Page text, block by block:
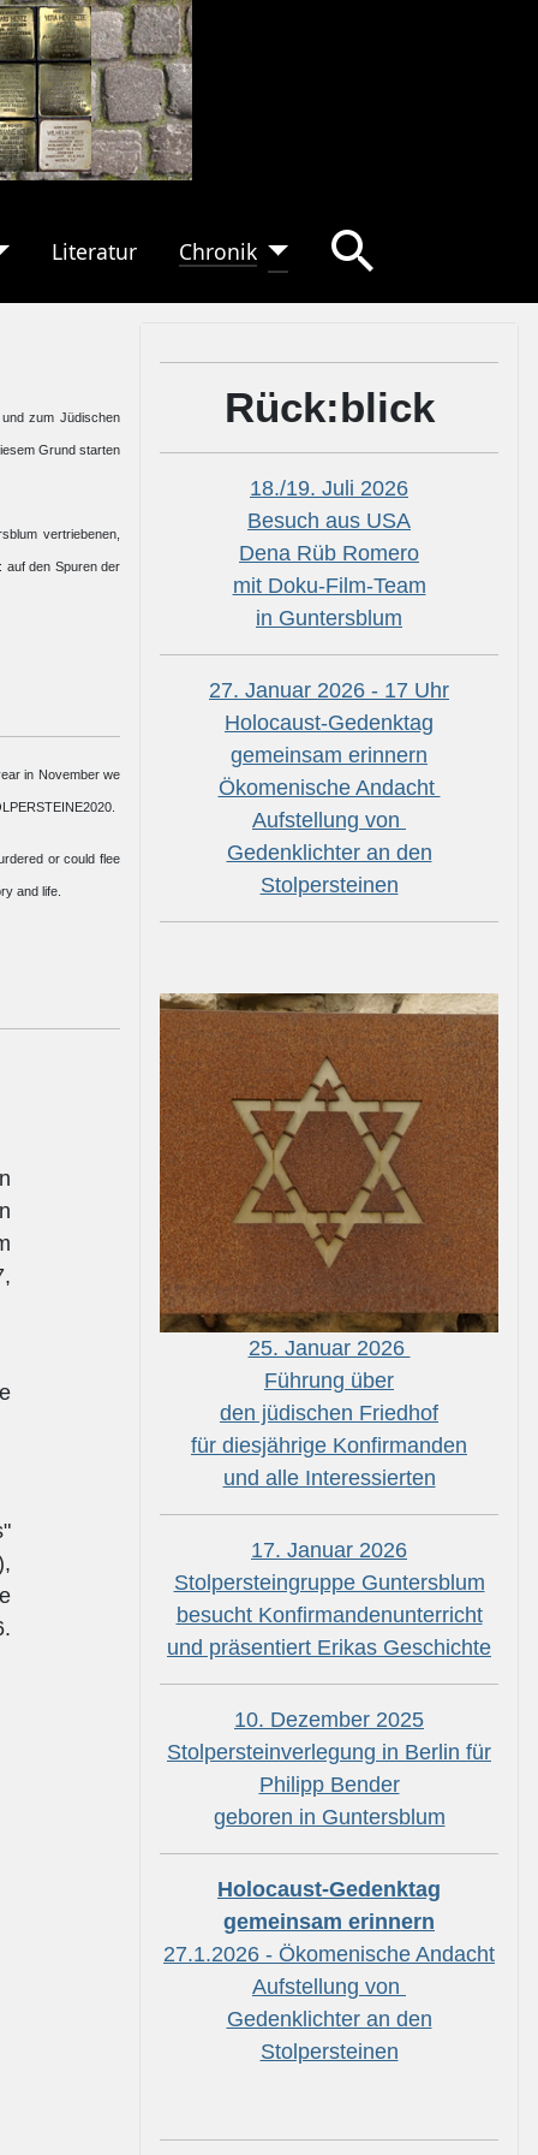
Literatur Chronik
zum Jüdischen
Grund starten
vertriebenen,
auf den Spuren der
in November we
or could flee
and life.
Rück:blick
18./19. Juli 2026
Besuch aus USA
Dena Rüb Romero
mit Doku-Film-Team
in Guntersblum
27. Januar 2026 - 17 Uhr
Holocaust-Gedenktag
gemeinsam erinnern
Ökomenische Andacht
Aufstellung von
Gedenklichter an den
Stolpersteinen
25. Januar 2026
Führung über
den jüdischen Friedhof
für diesjährige Konfirmanden
und alle Interessierten
17. Januar 2026
Stolpersteingruppe Guntersblum
besucht Konfirmandenunterricht
und präsentiert Erikas Geschichte
10. Dezember 2025
Stolpersteinverlegung in Berlin für
Philipp Bender
geboren in Guntersblum
Holocaust-Gedenktag
gemeinsam erinnern
27.1.2026 - Ökomenische Andacht
Aufstellung von
Gedenklichter an den
Stolpersteinen